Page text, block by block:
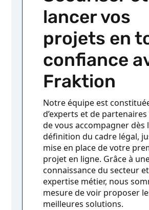
lancer vos
projets en
confiance
Fraktion
Notre équipe est
d’experts et de
de vous accompagner dès
définition du cadre légal,
mise en place de votre
projet en ligne. Grâce à
connaissance du secteur
expertise métier, nous
mesure de voir proposer
meilleures solutions.